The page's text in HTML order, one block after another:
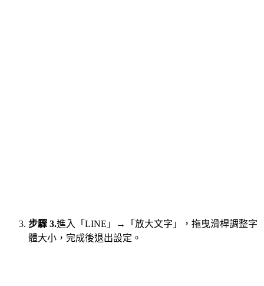
步驟 3.進入「LINE」→「放大文字」，拖曳滑桿調整字
體大小，完成後退出設定。